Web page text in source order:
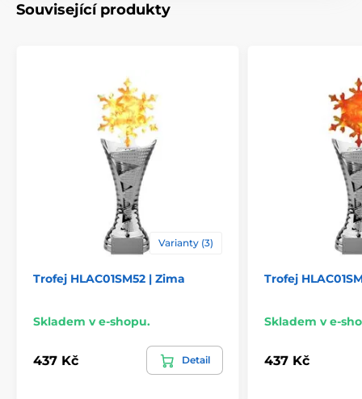
Související produkty
Varianty (3)
Trofej HLAC01SM52 | Zima
Skladem v e-shopu.
437 Kč Detail
Trofej
Skladem v e-
437 Kč